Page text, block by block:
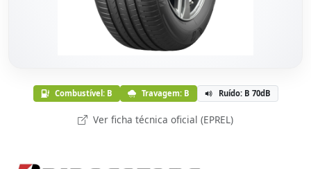
Combustível: B Travagem: B Ruído: B 70dB
Ver ficha técnica oficial (EPREL)